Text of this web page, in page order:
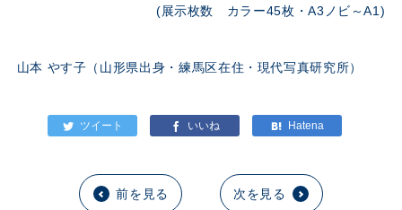
(展示枚数 カラー45枚・A3ノビ～A1)
山本 やす子（山形県出身・練馬区在住・現代写真研究所）
前を見る 次を見る